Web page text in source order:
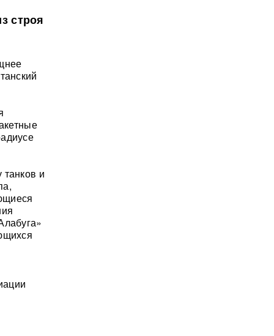
строя
танков и